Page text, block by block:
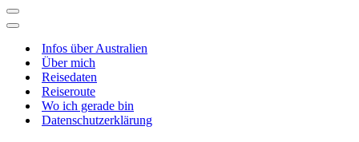
Navigationsmenü
Navigationsmenü
Infos über Australien
Über mich
Reisedaten
Reiseroute
Wo ich gerade bin
Datenschutzerklärung